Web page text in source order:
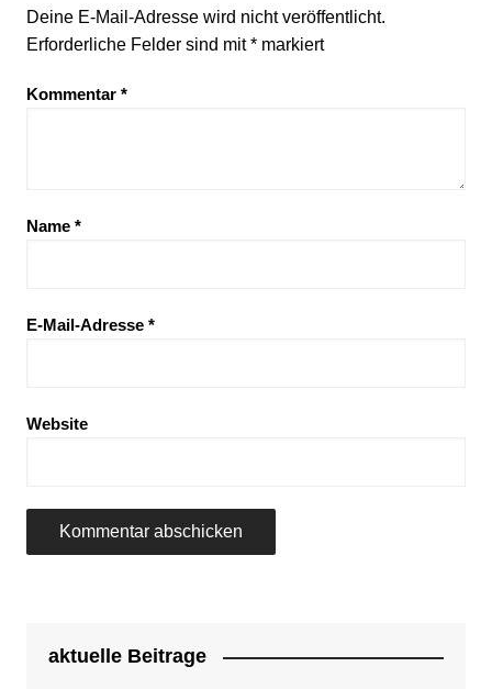
Deine E-Mail-Adresse wird nicht veröffentlicht.
Erforderliche Felder sind mit*markiert
Kommentar *
Name *
E-Mail-Adresse *
Website
aktuelle Beitrage